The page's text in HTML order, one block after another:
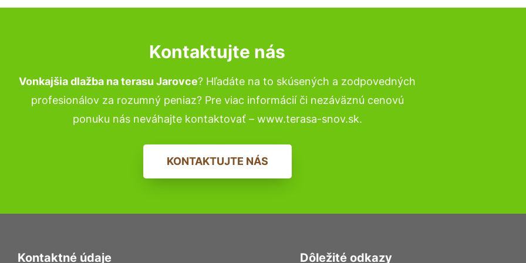
Kontaktujte nás
Vonkajšia dlažba na terasu Jarovce? Hľadáte na to skúsených a zodpovedných
profesionálov za rozumný peniaz? Pre viac informácií či nezáväznú cenovú
ponuku nás neváhajte kontaktovať – www.terasa-snov.sk.
KONTAKTUJTE NÁS
Kontaktné údaje Dôležité odkazy